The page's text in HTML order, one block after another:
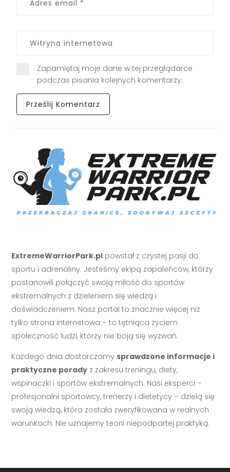
Zapamiętaj moje dane w tej przeglądarce
podczas pisania kolejnych komentarzy.
ExtremeWarriorPark.pl powstał z czystej pasji do
sportu i adrenaliny. Jesteśmy ekipą zapaleńców, którzy
postanowili połączyć swoją miłość do sportów
ekstremalnych z dzieleniem się wiedzą i
doświadczeniem. Nasz portal to znacznie więcej niż
tylko strona internetowa – to tętniąca życiem
społeczność ludzi, którzy nie boją się wyzwań.
Każdego dnia dostarczamy sprawdzone informacje i
praktyczne porady z zakresu treningu, diety,
wspinaczki i sportów ekstremalnych. Nasi eksperci –
profesjonalni sportowcy, trenerzy i dietetycy – dzielą się
swoją wiedzą, która została zweryfikowana w realnych
warunkach. Nie uznajemy teorii niepodpartej praktyką.